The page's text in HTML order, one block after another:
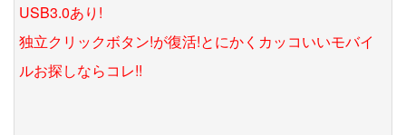
USB3.0あり!
独立クリックボタン!が復活!とにかくカッコいいモバイ
ルお探しならコレ!!